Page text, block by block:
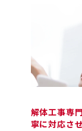
解体工事専
寧に対応さ